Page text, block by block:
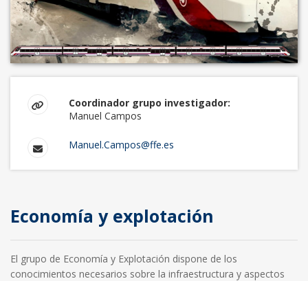
Coordinador grupo investigador:
Manuel Campos
Manuel.Campos@ffe.es
Economía y explotación
El grupo de Economía y Explotación dispone de los
conocimientos necesarios sobre la infraestructura y aspectos